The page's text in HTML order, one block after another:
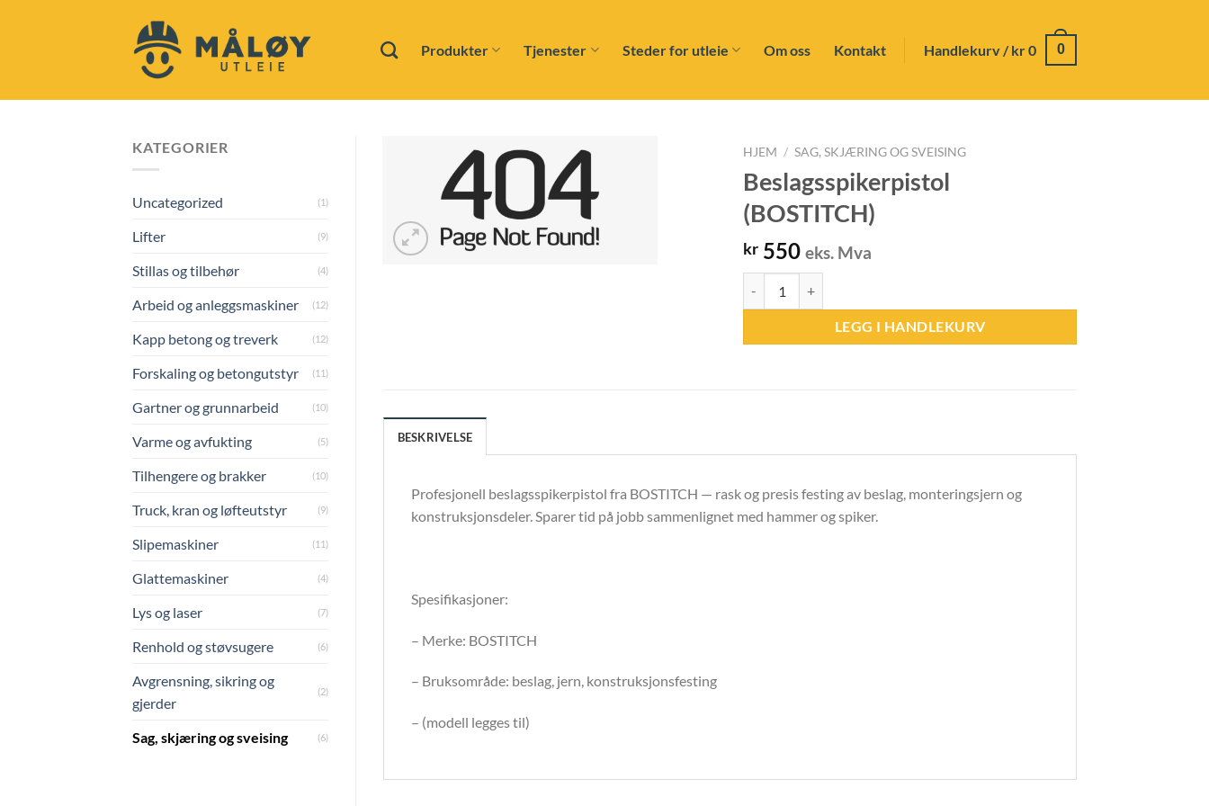
Produkter Tjenester Steder for utleie Om oss Kontakt Handlekurv /kr0 0
KATEGORIER
Uncategorized (1)
Lifter (9)
Stillas og tilbehør (4)
Arbeid og anleggsmaskiner (12)
Kapp betong og treverk (12)
Forskaling og betongutstyr (11)
Gartner og grunnarbeid (10)
Varme og avfukting (5)
Tilhengere og brakker (10)
Truck, kran og løfteutstyr (9)
Slipemaskiner (11)
Glattemaskiner (4)
Lys og laser (7)
Renhold og støvsugere (6)
Avgrensning, sikring og
gjerder
(2)
Sag, skjæring og sveising (6)
HJEM / SAG, SKJÆRING OG SVEISING
Beslagsspikerpistol
(BOSTITCH)
kr 550 eks. Mva
LEGG I HANDLEKURV
BESKRIVELSE
Profesjonell beslagsspikerpistol fra BOSTITCH — rask og presis festing av beslag, monteringsjern og
konstruksjonsdeler. Sparer tid på jobb sammenlignet med hammer og spiker.
Spesifikasjoner:
– Merke: BOSTITCH
– Bruksområde: beslag, jern, konstruksjonsfesting
– (modell legges til)